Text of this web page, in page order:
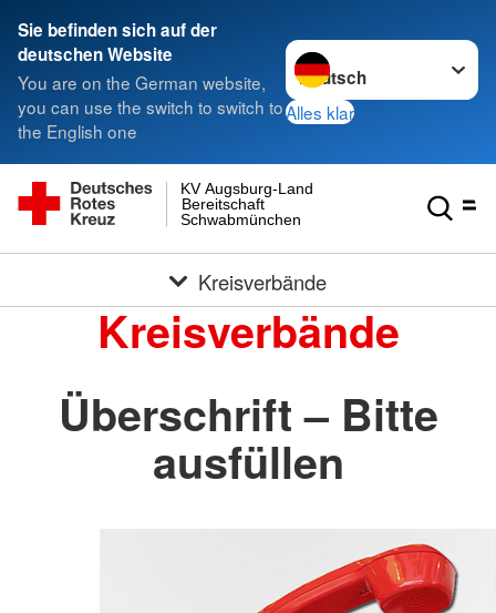
Sie befinden sich auf der
deutschen Website
You are on the German website,
you can use the switch to switch to
the English one
Sprache wechseln zu
Alles klar
Schwabmünchen
Bereitschaft
KV Augsburg-Land
Kreisverbände
Kreisverbände
Überschrift – Bitte
ausfüllen